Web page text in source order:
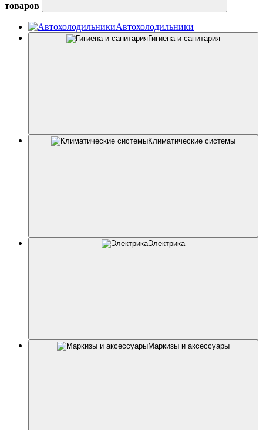
товаров
Автохолодильники
Гигиена и санитария
Климатические системы
Электрика
Маркизы и аксессуары